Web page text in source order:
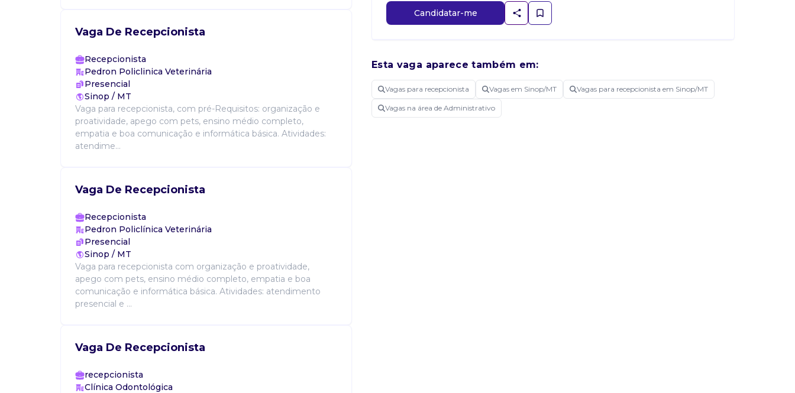
Vaga De Recepcionista
Recepcionista
Pedron Policlinica Veterinária
Presencial
Sinop / MT
Vaga para recepcionista, com pré-Requisitos: organização e
proatividade, apego com pets, ensino médio completo,
empatia e boa comunicação e informática básica. Atividades:
atendime...
Vaga De Recepcionista
Recepcionista
Pedron Policlínica Veterinária
Presencial
Sinop / MT
Vaga para recepcionista com organização e proatividade,
apego com pets, ensino médio completo, empatia e boa
comunicação e informática básica. Atividades: atendimento
presencial e ...
Vaga De Recepcionista
recepcionista
Clínica Odontológica
Candidatar-me
Esta vaga aparece também em:
Vagas para recepcionista Vagas em Sinop/MT Vagas para recepcionista em Sinop/MT
Vagas na área de Administrativo